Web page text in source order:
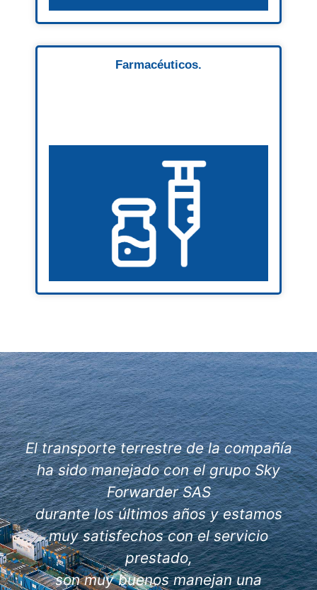
Farmacéuticos.
El transporte terrestre de la compañía
ha sido manejado con el grupo Sky
Forwarder SAS
durante los últimos años y estamos
muy satisfechos con el servicio
prestado,
son muy buenos manejan una